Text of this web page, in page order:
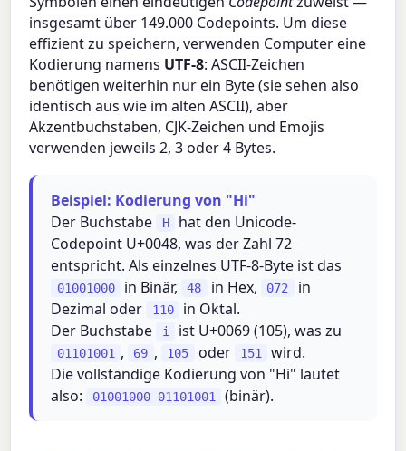
insgesamt über 149.000 Codepoints. Um diese
effizient zu speichern, verwenden Computer eine
Kodierung namens UTF-8: ASCII-Zeichen
benötigen weiterhin nur ein Byte (sie sehen also
identisch aus wie im alten ASCII), aber
Akzentbuchstaben, CJK-Zeichen und Emojis
verwenden jeweils 2, 3 oder 4 Bytes.
Beispiel: Kodierung von "Hi"
Der Buchstabe
H
hat den Unicode-
Codepoint U+0048, was der Zahl 72
entspricht. Als einzelnes UTF-8-Byte ist das
01001000 in Binär, 48 in Hex, 072
in
Dezimal oder
110
in Oktal.
Der Buchstabe
i ist U+0069 (105), was zu
01101001 , 69 , 105 oder 151
wird.
Die vollständige Kodierung von "Hi" lautet
also:
01001000 01101001 (binär).